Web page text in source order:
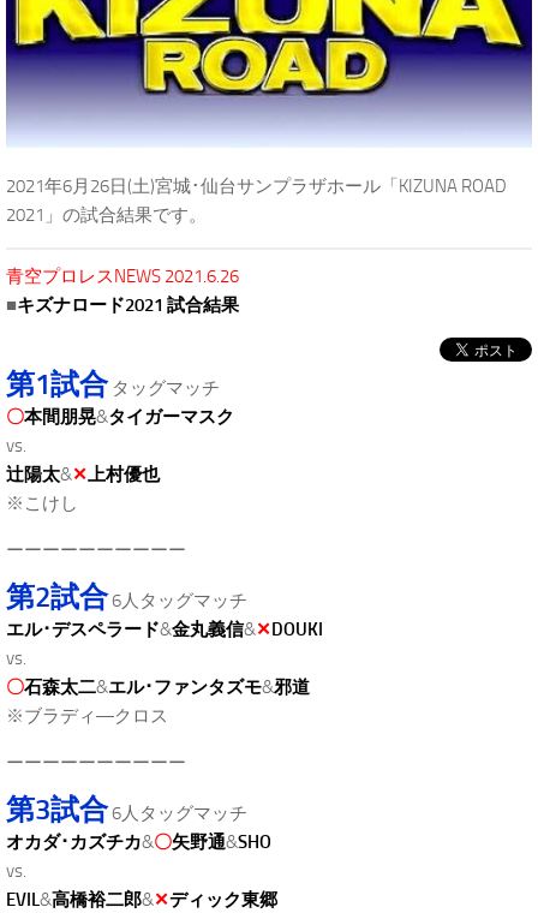
2021年6月26日(土)宮城･仙台サンプラザホール「KIZUNA ROAD
2021」の試合結果です。
青空プロレスNEWS 2021.6.26
■キズナロード2021 試合結果
第1試合タッグマッチ
〇本間朋晃&タイガーマスク
vs.
辻陽太&✕上村優也
※こけし
ーーーーーーーーーー
第2試合6人タッグマッチ
エル･デスペラード&金丸義信&✕DOUKI
vs.
〇石森太二&エル･ファンタズモ&邪道
※ブラディ―クロス
ーーーーーーーーーー
第3試合6人タッグマッチ
オカダ･カズチカ&〇矢野通&SHO
vs.
EVIL&高橋裕二郎&✕ディック東郷